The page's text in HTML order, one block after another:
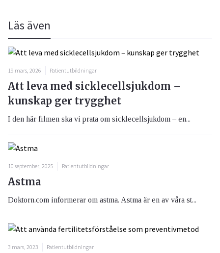
Läs även
19 mars, 2026 Patientutbildningar
Att leva med sicklecellsjukdom –
kunskap ger trygghet
I den här filmen ska vi prata om sicklecellsjukdom – en...
10 september, 2025 Patientutbildningar
Astma
Doktorn.com informerar om astma. Astma är en av våra st...
3 mars, 2023 Patientutbildningar